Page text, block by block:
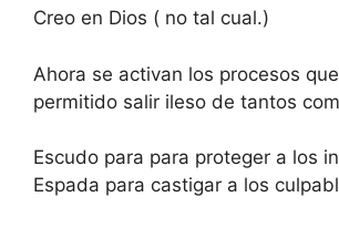
Creo en Dios ( no tal cual.)
Ahora se activan los procesos
permitido salir ileso de tantos
Escudo para para proteger a los
Espada para castigar a los